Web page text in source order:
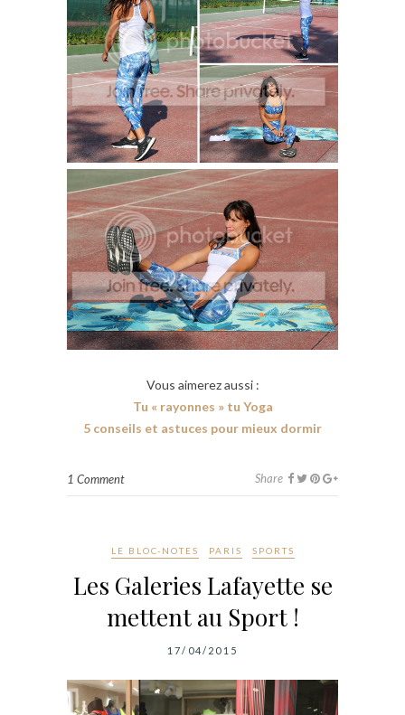
Vous aimerez aussi :
Tu « rayonnes » tu Yoga
5 conseils et astuces pour mieux dormir
1 Comment Share
LE BLOC-NOTES PARIS SPORTS
Les Galeries Lafayette se
mettent au Sport !
17/04/2015